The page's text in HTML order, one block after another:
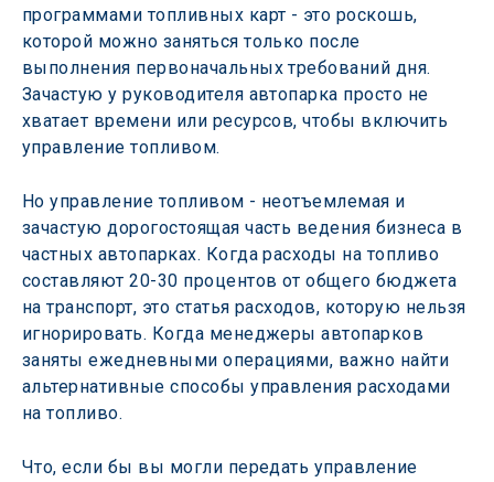
программами топливных карт - это роскошь,
которой можно заняться только после
выполнения первоначальных требований дня.
Зачастую у руководителя автопарка просто не
хватает времени или ресурсов, чтобы включить
управление топливом.
Но управление топливом - неотъемлемая и
зачастую дорогостоящая часть ведения бизнеса в
частных автопарках. Когда расходы на топливо
составляют 20-30 процентов от общего бюджета
на транспорт, это статья расходов, которую нельзя
игнорировать. Когда менеджеры автопарков
заняты ежедневными операциями, важно найти
альтернативные способы управления расходами
на топливо.
Что, если бы вы могли передать управление